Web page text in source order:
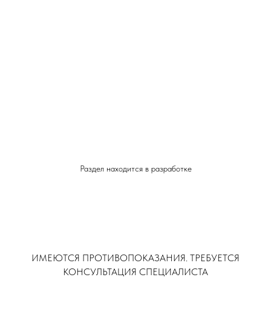
Раздел находится в разработке
ИМЕЮТСЯ ПРОТИВОПОКАЗАНИЯ. ТРЕБУЕТСЯ
КОНСУЛЬТАЦИЯ СПЕЦИАЛИСТА